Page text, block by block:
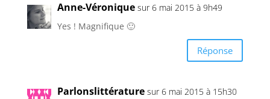
Anne-Véronique sur 6 mai 2015 à 9h49
Yes ! Magnifique 🙂
Réponse
Parlonslittérature sur 6 mai 2015 à 15h30